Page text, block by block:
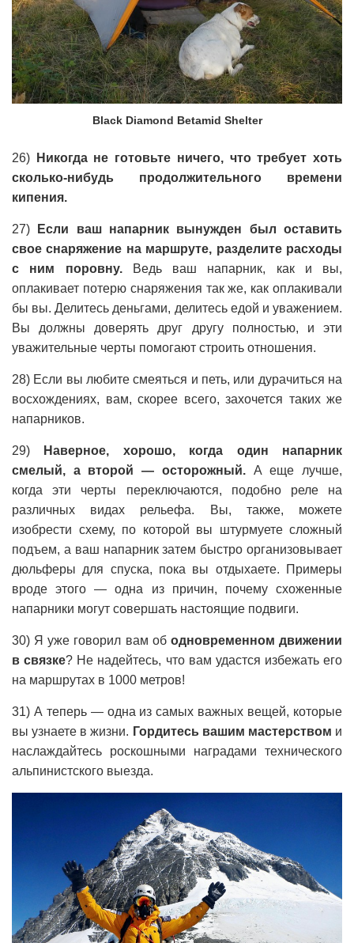
Black Diamond Betamid Shelter
26)
Никогда не готовьте ничего, что требует хоть
сколько-нибудь продолжительного времени
кипения.
27)
Если ваш напарник вынужден был оставить
свое снаряжение на маршруте, разделите расходы
с ним поровну.Ведь ваш напарник, как и вы,
оплакивает потерю снаряжения так же, как оплакивали
бы вы. Делитесь деньгами, делитесь едой и уважением.
Вы должны доверять друг другу полностью, и эти
уважительные черты помогают строить отношения.
28) Если вы любите смеяться и петь, или дурачиться на
восхождениях, вам, скорее всего, захочется таких же
напарников.
29)
Наверное, хорошо, когда один напарник
смелый, а второй — осторожный.А еще лучше,
когда эти черты переключаются, подобно реле на
различных видах рельефа. Вы, также, можете
изобрести схему, по которой вы штурмуете сложный
подъем, а ваш напарник затем быстро организовывает
дюльферы для спуска, пока вы отдыхаете. Примеры
вроде этого — одна из причин, почему схоженные
напарники могут совершать настоящие подвиги.
30) Я уже говорил вам об одновременном движении
в связке? Не надейтесь, что вам удастся избежать его
на маршрутах в 1000 метров!
31) А теперь — одна из самых важных вещей, которые
вы узнаете в жизни. Гордитесь вашим мастерством и
наслаждайтесь роскошными наградами технического
альпинистского выезда.